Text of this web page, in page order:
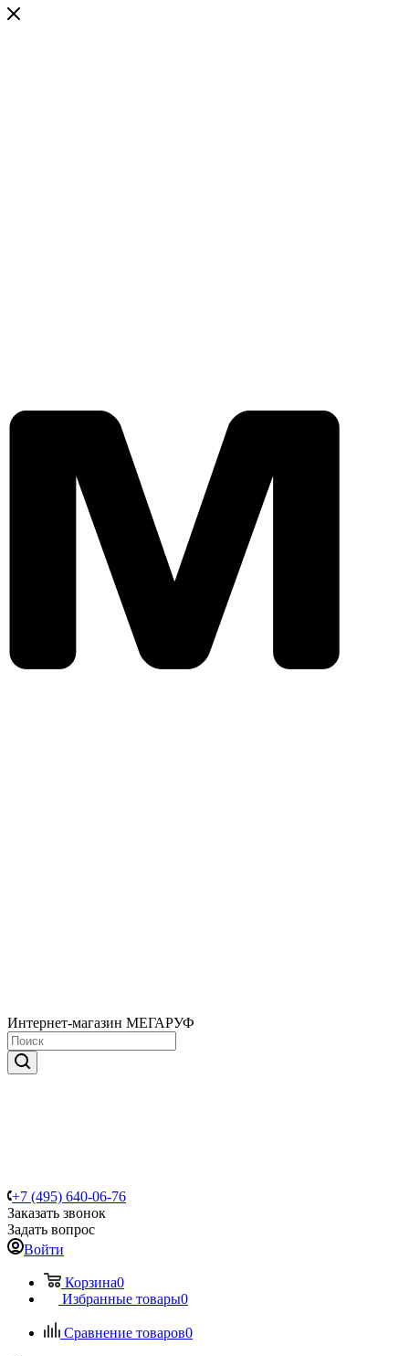
Интернет-магазин МЕГАРУФ
+7 (495) 640-06-76
Заказать звонок
Задать вопрос
Войти
Корзина0
Избранные товары0
Сравнение товаров0